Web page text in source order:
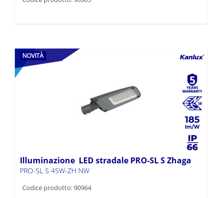
NOVITÀ
185
Illuminazione LED stradale PRO-SL S Zhaga
PRO-SL S 45W-ZH NW
Codice prodotto: 90964